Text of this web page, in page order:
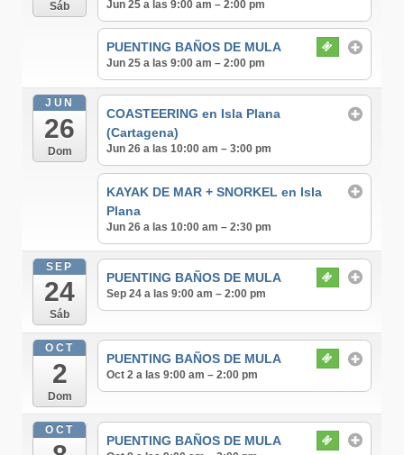
Sáb Jun 25 a las 9:00 am – 2:00 pm
PUENTING BAÑOS DE MULA
Jun 25 a las 9:00 am – 2:00 pm
JUN
26
Dom
COASTEERING en Isla Plana
(Cartagena)
Jun 26 a las 10:00 am – 3:00 pm
KAYAK DE MAR + SNORKEL en Isla
Plana
Jun 26 a las 10:00 am – 2:30 pm
SEP
24
Sáb
PUENTING BAÑOS DE MULA
Sep 24 a las 9:00 am – 2:00 pm
OCT
2
Dom
PUENTING BAÑOS DE MULA
Oct 2 a las 9:00 am – 2:00 pm
OCT
PUENTING BAÑOS DE MULA